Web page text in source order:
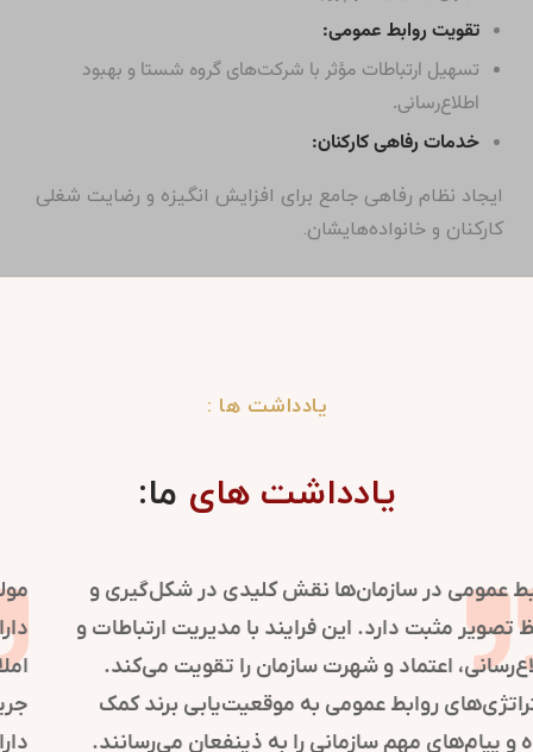
تقویت روابط عمومی:
تسهیل ارتباطات مؤثر با شرکت‌های گروه شستا و بهبود
اطلاع‌رسانی.
خدمات رفاهی کارکنان:
ایجاد نظام رفاهی جامع برای افزایش انگیزه و رضایت شغلی
کارکنان و خانواده‌هایشان.
یادداشت ها :
یادداشت های ما:
روابط عمومی در سازمان‌ها نقش کلیدی در شکل‌گیری و
حفظ تصویر مثبت دارد. این فرایند با مدیریت ارتباطات و
اطلاع‌رسانی، اعتماد و شهرت سازمان را تقویت می‌کند.
استراتژی‌های روابط عمومی به موقعیت‌یابی برند کمک
کرده و پیام‌های مهم سازمانی را به ذینفعان می‌رسانند.